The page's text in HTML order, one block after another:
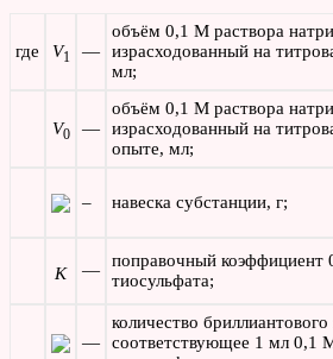
где V1 —
объём 0,1 М раствора
израсходованный на
мл;
V0 —
объём 0,1 М раствора
израсходованный на
опыте, мл;
– навеска субстанции, г;
K —
поправочный коэффициент
тиосульфата;
—
количество бриллиантового
соответствующее 1 мл 0,1